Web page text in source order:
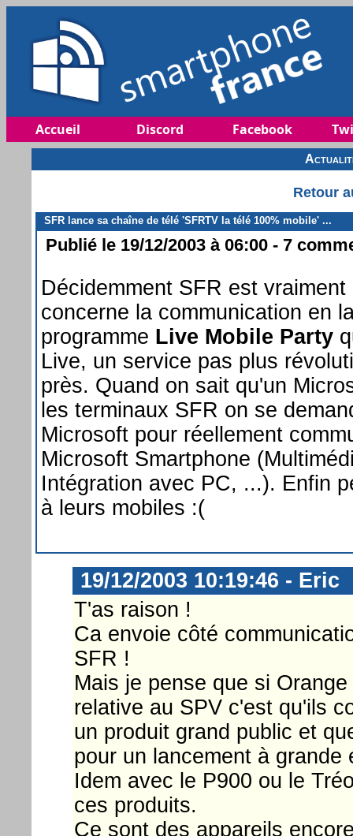
Accueil Discord Facebook
Retour
SFR lance sa chaîne de télé 'SFRTV la télé 100% mobile' ...
Publié le 19/12/2003 à 06:00 - 7
Décidemment SFR est
concerne la communication en
programme Live Mobile Party
Live, un service pas plus
près. Quand on sait qu'un
les terminaux SFR on se
Microsoft pour réellement
Microsoft Smartphone
Intégration avec PC, ...). Enfin
à leurs mobiles :(
19/12/2003 10:19:46 - Eric
T'as raison !
Ca envoie côté
SFR !
Mais je pense que si
relative au SPV c'est qu'ils
un produit grand public et
pour un lancement à
Idem avec le P900 ou le
ces produits.
Ce sont des appareils